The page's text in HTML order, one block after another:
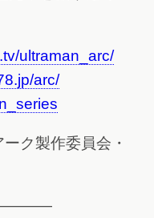
ultraman_arc/
arc/
ク製作委員会・